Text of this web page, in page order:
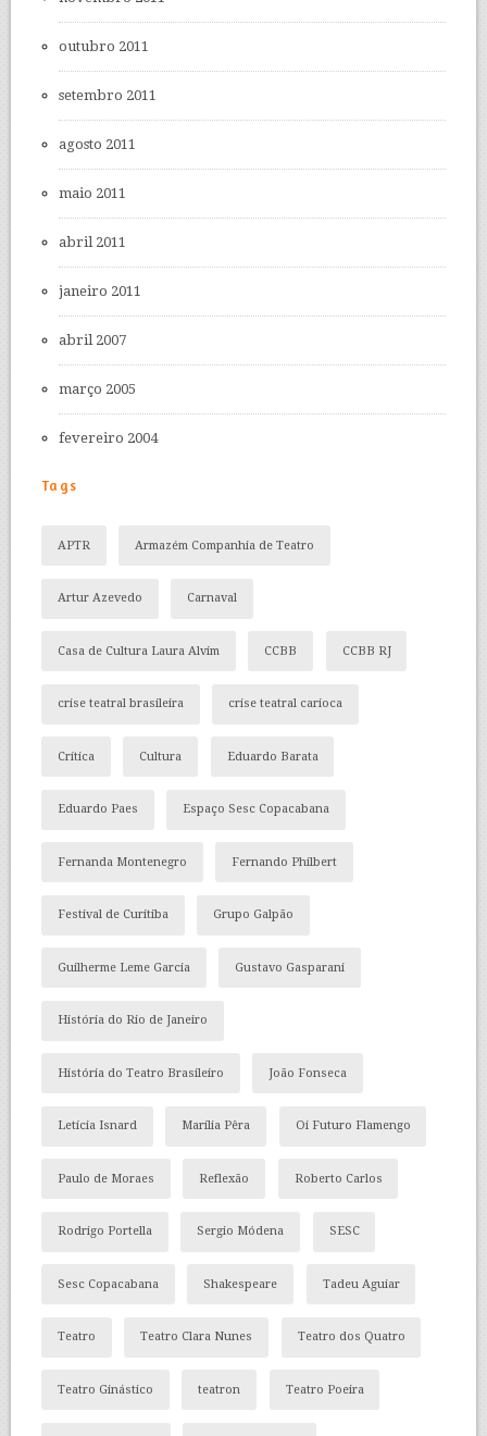
outubro 2011
setembro 2011
agosto 2011
maio 2011
abril 2011
janeiro 2011
abril 2007
março 2005
fevereiro 2004
Tags
APTR Armazém Companhia de Teatro
Artur Azevedo Carnaval
Casa de Cultura Laura Alvim CCBB CCBB RJ
crise teatral brasileira crise teatral carioca
Crítica Cultura Eduardo Barata
Eduardo Paes Espaço Sesc Copacabana
Fernanda Montenegro Fernando Philbert
Festival de Curitiba Grupo Galpão
Guilherme Leme Garcia Gustavo Gasparani
História do Rio de Janeiro
História do Teatro Brasileiro João Fonseca
Letícia Isnard Marília Pêra Oi Futuro Flamengo
Paulo de Moraes Reflexão Roberto Carlos
Rodrigo Portella Sergio Módena SESC
Sesc Copacabana Shakespeare Tadeu Aguiar
Teatro Teatro Clara Nunes Teatro dos Quatro
Teatro Ginástico teatron Teatro Poeira